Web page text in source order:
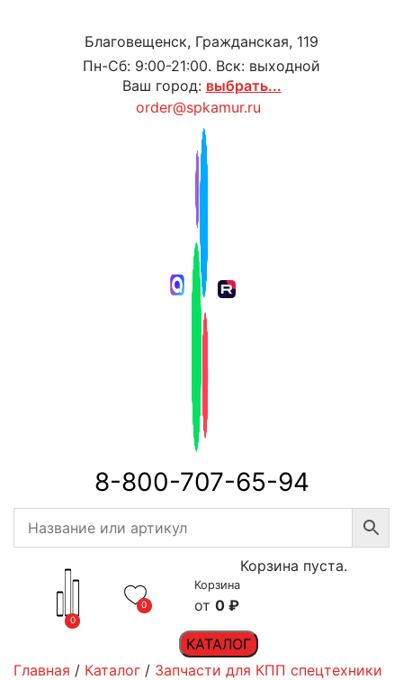
Благовещенск, Гражданская, 119
Пн-Сб: 9:00-21:00. Вск: выходной
Ваш город: выбрать...
order@spkamur.ru
8-800-707-65-94
0
0
Корзина
0 ₽
Корзина пуста.
КАТАЛОГ
Главная / Каталог / Запчасти для КПП спецтехники